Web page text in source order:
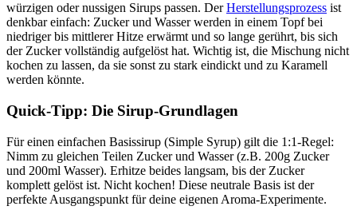
würzigen oder nussigen Sirups passen. DerHerstellungsprozess ist
denkbar einfach: Zucker und Wasser werden in einem Topf bei
niedriger bis mittlerer Hitze erwärmt und so lange gerührt, bis sich
der Zucker vollständig aufgelöst hat. Wichtig ist, die Mischung nicht
kochen zu lassen, da sie sonst zu stark eindickt und zu Karamell
werden könnte.
Quick-Tipp: Die Sirup-Grundlagen
Für einen einfachen Basissirup (Simple Syrup) gilt die 1:1-Regel:
Nimm zu gleichen Teilen Zucker und Wasser (z.B. 200g Zucker
und 200ml Wasser). Erhitze beides langsam, bis der Zucker
komplett gelöst ist. Nicht kochen! Diese neutrale Basis ist der
perfekte Ausgangspunkt für deine eigenen Aroma-Experimente.